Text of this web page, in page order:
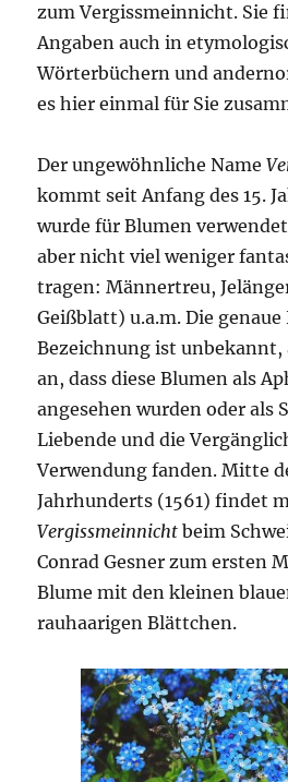
zum Vergissmeinnicht. Sie
Angaben auch in
Wörterbüchern und
es hier einmal für Sie
Der ungewöhnliche Name
kommt seit Anfang des 15.
wurde für Blumen
aber nicht viel weniger
tragen: Männertreu,
Geißblatt) u.a.m. Die
Bezeichnung ist
an, dass diese Blumen als
angesehen wurden oder als
Liebende und die
Verwendung fanden. Mitte
Jahrhunderts (1561) findet
Vergissmeinnicht beim
Conrad Gesner zum ersten
Blume mit den kleinen
rauhaarigen Blättchen.